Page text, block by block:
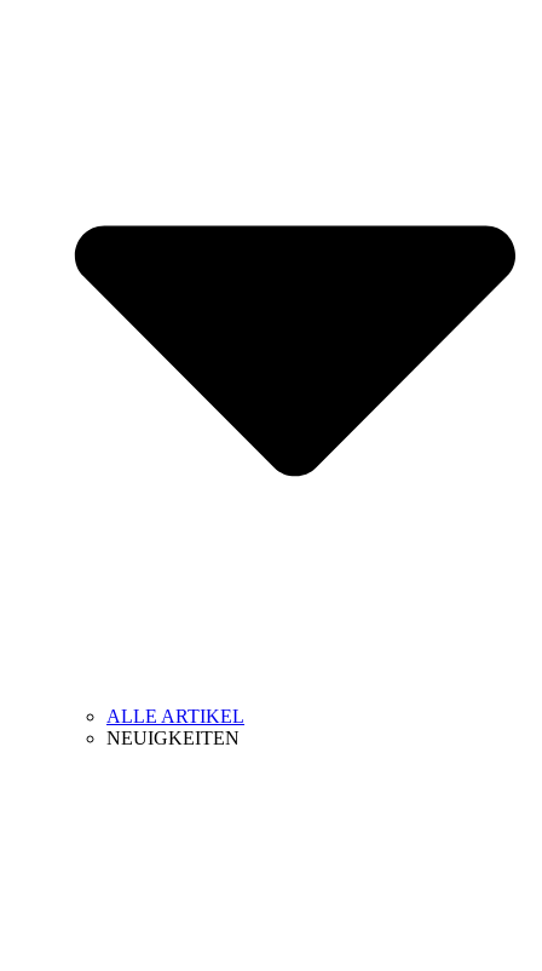
ALLE ARTIKEL
NEUIGKEITEN